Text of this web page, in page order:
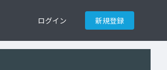
ログイン 新規登録